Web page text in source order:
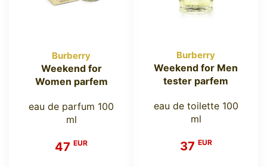
Burberry
Weekend for
Women parfem
eau de parfum 100
ml
47 EUR
Burberry
Weekend for Men
tester parfem
eau de toilette 100
ml
37 EUR